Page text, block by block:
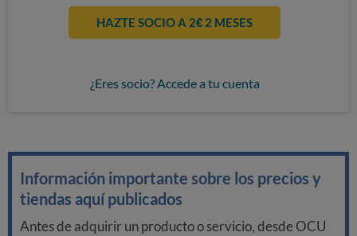
HAZTE SOCIO A 2€ 2 MESES
¿Eres socio? Accede a tu cuenta
Información importante sobre los precios y
tiendas aquí publicados
Antes de adquirir un producto o servicio, desde OCU